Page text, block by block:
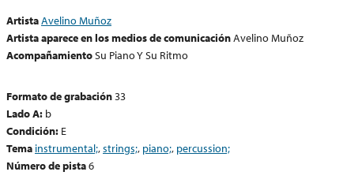
ArtistaAvelino Muñoz
Artista aparece en los medios de comunicaciónAvelino Muñoz
AcompañamientoSu Piano Y Su Ritmo
Formato de grabación33
Lado A: b
Condición: E
Tema instrumental;,strings;, piano;, percussion;
Número de pista6